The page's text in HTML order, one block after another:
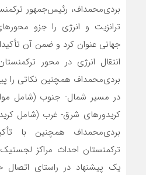
بردی‌محمداف، رئیس‌جمهور
ترانزیت و انرژی را جزو
جهانی عنوان کرد و ضمن آن
انتقال انرژی در محور
بردی‌محمداف همچنین نکاتی را
در مسیر شمال- جنوب (شامل
کریدورهای شرق- غرب (شامل
بردی‌محمداف همچنین با
ترکمنستان احداث مراکز
یک پیشنهاد در راستای اتصال